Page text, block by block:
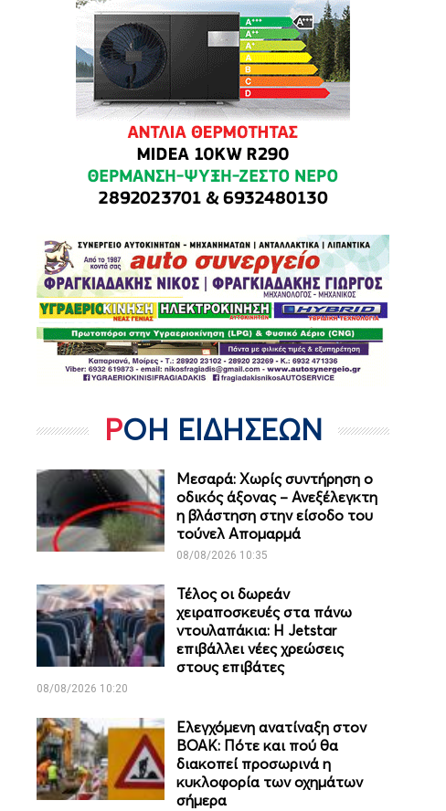
ΡΟΗ ΕΙΔΗΣΕΩΝ
Μεσαρά: Χωρίς συντήρηση ο
οδικός άξονας – Ανεξέλεγκτη
η βλάστηση στην είσοδο του
τούνελ Απομαρμά
08/08/2026 10:35
Τέλος οι δωρεάν
χειραποσκευές στα πάνω
ντουλαπάκια: Η Jetstar
επιβάλλει νέες χρεώσεις
στους επιβάτες
08/08/2026 10:20
Ελεγχόμενη ανατίναξη στον
ΒΟΑΚ: Πότε και πού θα
διακοπεί προσωρινά η
κυκλοφορία των οχημάτων
σήμερα